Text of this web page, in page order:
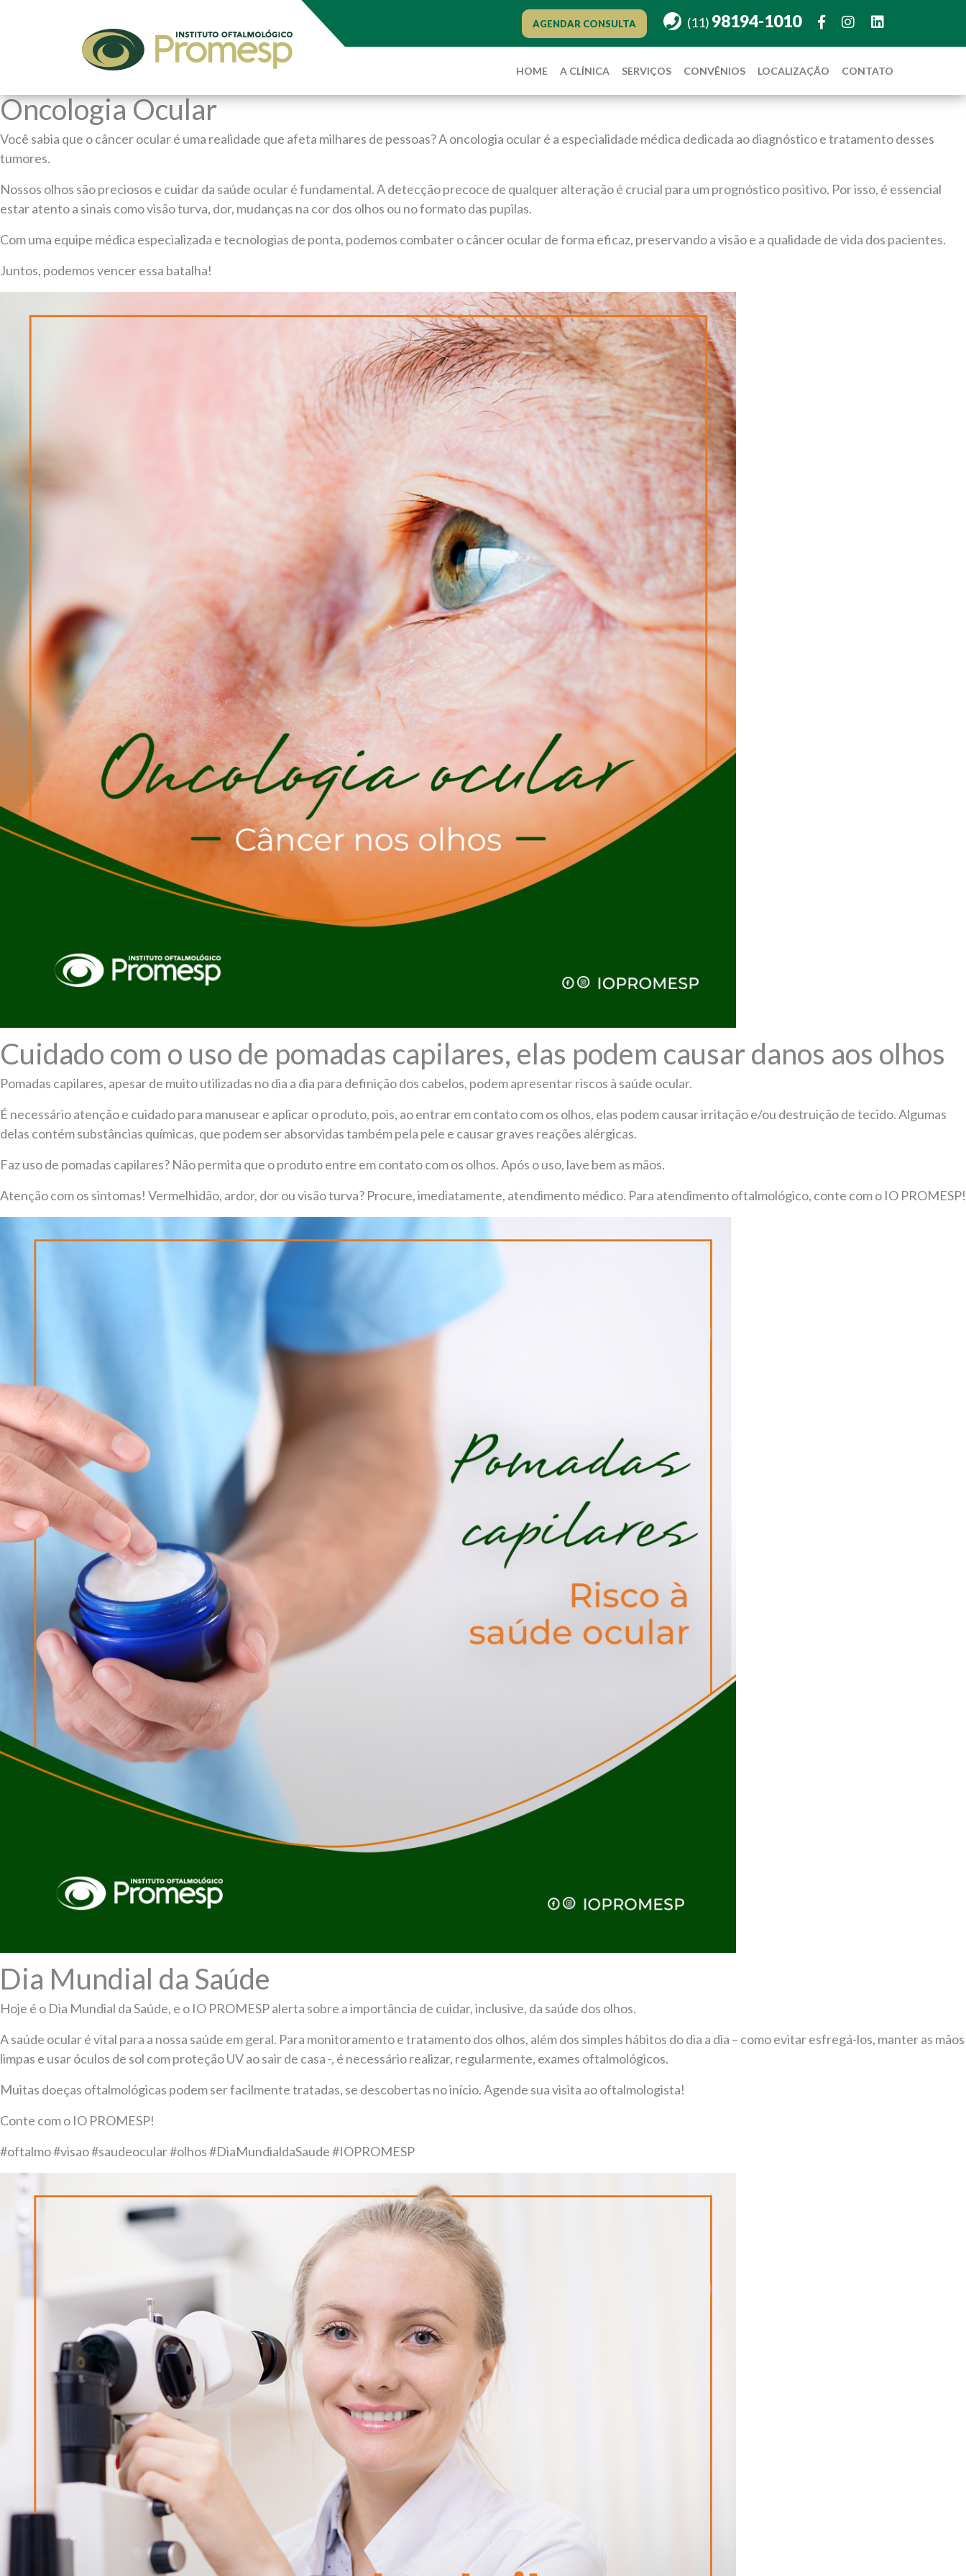
AGENDAR CONSULTA (11) 98194-1010
HOME A CLÍNICA SERVIÇOS CONVÊNIOS LOCALIZAÇÃO CONTATO
Oncologia Ocular
Você sabia que o câncer ocular é uma realidade que afeta milhares de pessoas? A oncologia ocular é a especialidade médica dedicada ao diagnóstico e tratamento desses
tumores.
Nossos olhos são preciosos e cuidar da saúde ocular é fundamental. A detecção precoce de qualquer alteração é crucial para um prognóstico positivo. Por isso, é essencial
estar atento a sinais como visão turva, dor, mudanças na cor dos olhos ou no formato das pupilas.
Com uma equipe médica especializada e tecnologias de ponta, podemos combater o câncer ocular de forma eficaz, preservando a visão e a qualidade de vida dos pacientes.
Juntos, podemos vencer essa batalha!
Cuidado com o uso de pomadas capilares, elas podem causar danos aos olhos
Pomadas capilares, apesar de muito utilizadas no dia a dia para definição dos cabelos, podem apresentar riscos à saúde ocular.
É necessário atenção e cuidado para manusear e aplicar o produto, pois, ao entrar em contato com os olhos, elas podem causar irritação e/ou destruição de tecido. Algumas
delas contém substâncias químicas, que podem ser absorvidas também pela pele e causar graves reações alérgicas.
Faz uso de pomadas capilares? Não permita que o produto entre em contato com os olhos. Após o uso, lave bem as mãos.
Atenção com os sintomas! Vermelhidão, ardor, dor ou visão turva? Procure, imediatamente, atendimento médico. Para atendimento oftalmológico, conte com o IO PROMESP!
Dia Mundial da Saúde
Hoje é o Dia Mundial da Saúde, e o IO PROMESP alerta sobre a importância de cuidar, inclusive, da saúde dos olhos.
A saúde ocular é vital para a nossa saúde em geral. Para monitoramento e tratamento dos olhos, além dos simples hábitos do dia a dia – como evitar esfregá-los, manter as mãos
limpas e usar óculos de sol com proteção UV ao sair de casa -, é necessário realizar, regularmente, exames oftalmológicos.
Muitas doeças oftalmológicas podem ser facilmente tratadas, se descobertas no início. Agende sua visita ao oftalmologista!
Conte com o IO PROMESP!
#oftalmo #visao #saudeocular #olhos #DiaMundialdaSaude #IOPROMESP